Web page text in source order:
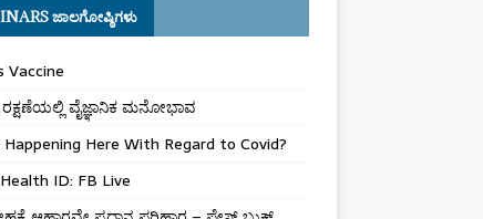
ಜಾಲಗೋಷ್ಠಿಗಳು
Vaccine
ವೈಜ್ಞಾನಿಕ ಮನೋಭಾವ
Happening Here With Regard to Covid?
ID: FB Live